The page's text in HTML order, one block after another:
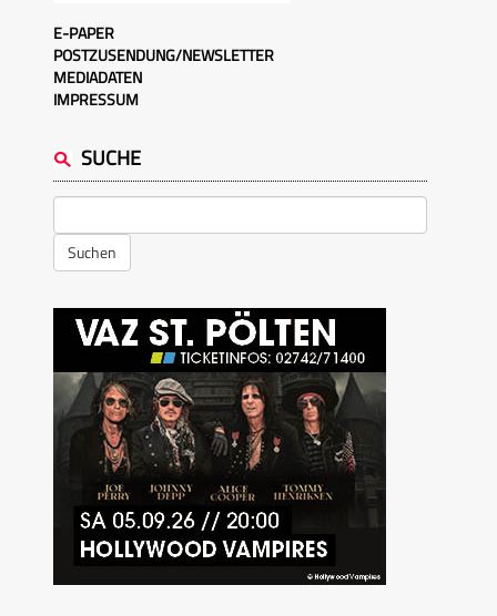
E-PAPER
POSTZUSENDUNG/NEWSLETTER
MEDIADATEN
IMPRESSUM
SUCHE
Suchen